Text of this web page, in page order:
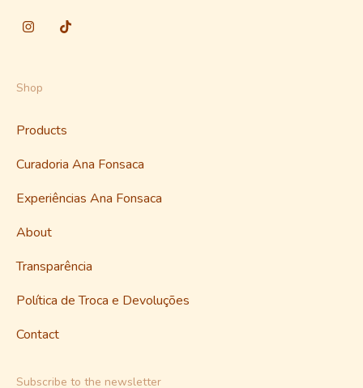
Shop
Products
Curadoria Ana Fonsaca
Experiências Ana Fonsaca
About
Transparência
Política de Troca e Devoluções
Contact
Subscribe to the newsletter